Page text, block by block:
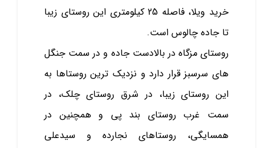
خرید ویلا، فاصله 25 کیلومتری این روستای زیبا
تا جاده چالوس است.
روستای مزگاه در بالادست جاده و در سمت جنگل
های سرسبز قرار دارد و نزدیک ترین روستاها به
این روستای زیبا، در شرق روستای چلک، در
سمت غرب روستای بند پی و همچنین در
همسایگی، روستاهای نجارده و سیدعلی